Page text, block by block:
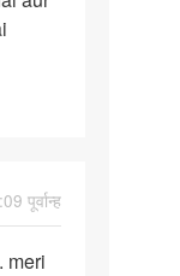
पूर्वान्ह
meri